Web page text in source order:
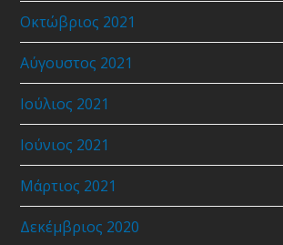
Οκτώβριος 2021
Αύγουστος 2021
Ιούλιος 2021
Ιούνιος 2021
Μάρτιος 2021
Δεκέμβριος 2020